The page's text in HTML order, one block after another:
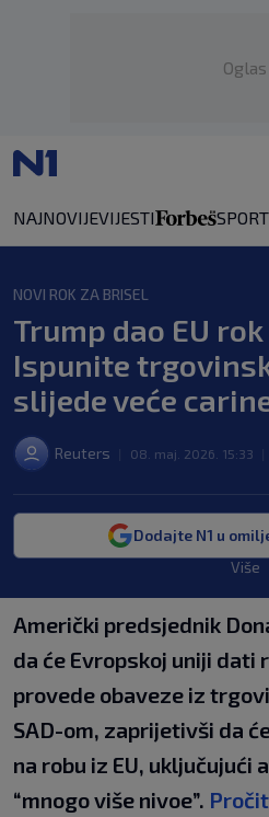
Oglas
NAJNOVIJEVIJESTI SPORT
NOVI ROK ZA BRISEL
Trump dao EU
Ispunite
slijede veće
Reuters 08. maj. 2026. 15:33
Dodajte N1 u
Više
Američki predsjednik
da će Evropskoj uniji dati
provede obaveze iz
SAD-om, zaprijetivši da
na robu iz EU, uključujući
“mnogo više nivoe”.